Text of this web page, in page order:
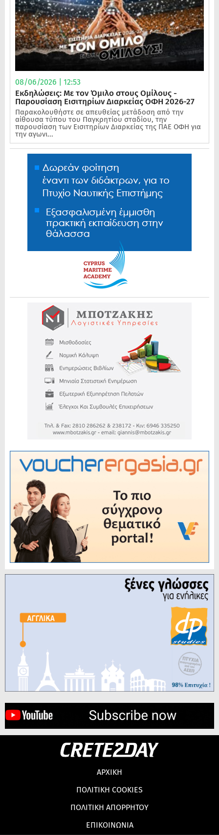
08/06/2026 | 12:53
Εκδηλώσεις: Με τον Όμιλο στους Ομίλους -
Παρουσίαση Εισιτηρίων Διαρκείας ΟΦΗ 2026-27
Παρακολουθήστε σε απευθείας μετάδοση από την
αίθουσα τύπου του Παγκρητίου σταδίου, την
παρουσίαση των Εισιτηρίων Διαρκείας της ΠΑΕ ΟΦΗ για
την αγωνι...
ΑΡΧΙΚΗ
ΠΟΛΙΤΙΚΗ COOKIES
ΠΟΛΙΤΙΚΗ ΑΠΟΡΡΗΤΟΥ
ΕΠΙΚΟΙΝΩΝΙΑ